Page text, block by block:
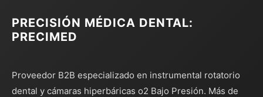
PRECISIÓN MÉDICA DENTAL:
PRECIMED
Proveedor B2B especializado en instrumental rotatorio
dental y cámaras hiperbáricas o2 Bajo Presión. Más de